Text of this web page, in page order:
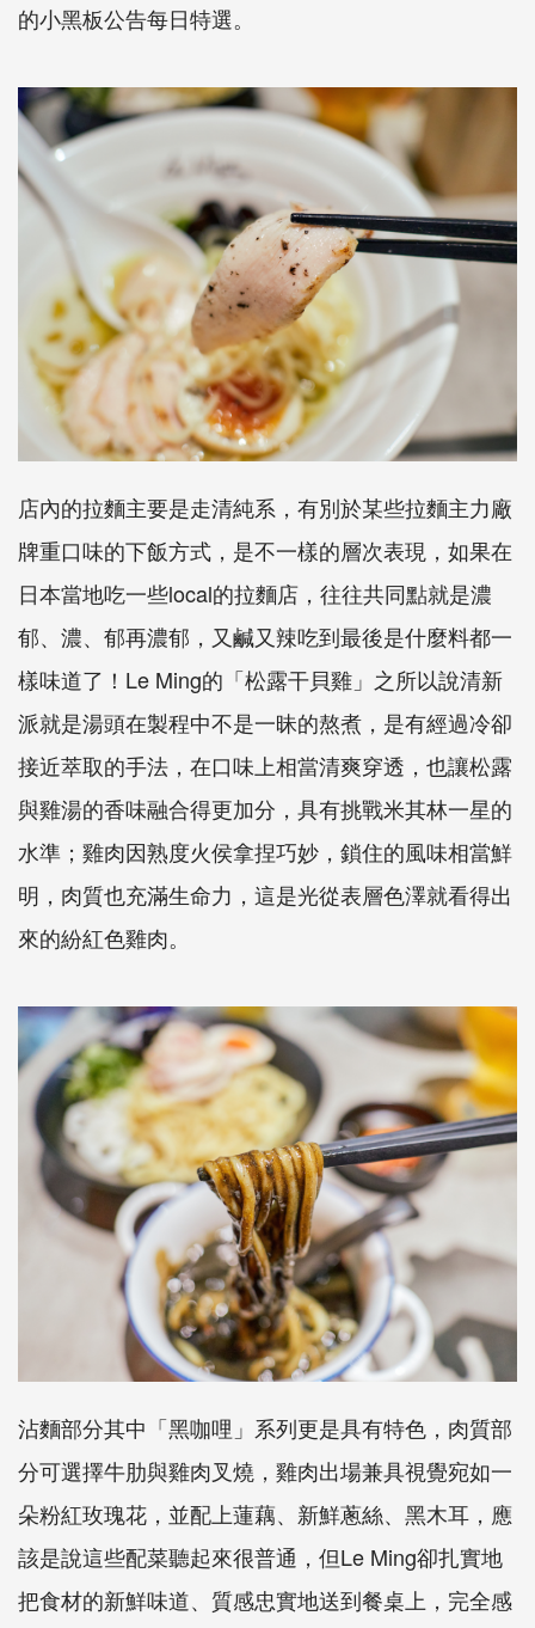
的小黑板公告每日特選。
店內的拉麵主要是走清純系，有別於某些拉麵主力廠
牌重口味的下飯方式，是不一樣的層次表現，如果在
日本當地吃一些local的拉麵店，往往共同點就是濃
郁、濃、郁再濃郁，又鹹又辣吃到最後是什麼料都一
樣味道了！ Le Ming的「松露干貝雞」之所以說清新
派就是湯頭在製程中不是一昧的熬煮，是有經過冷卻
接近萃取的手法，在口味上相當清爽穿透，也讓松露
與雞湯的香味融合得更加分，具有挑戰米其林一星的
水準；雞肉因熟度火侯拿捏巧妙，鎖住的風味相當鮮
明，肉質也充滿生命力，這是光從表層色澤就看得出
來的紛紅色雞肉。
沾麵部分其中「黑咖哩」系列更是具有特色，肉質部
分可選擇牛肋與雞肉叉燒，雞肉出場兼具視覺宛如一
朵粉紅玫瑰花，並配上蓮藕、新鮮蔥絲、黑木耳，應
該是說這些配菜聽起來很普通，但Le Ming卻扎實地
把食材的新鮮味道、質感忠實地送到餐桌上，完全感